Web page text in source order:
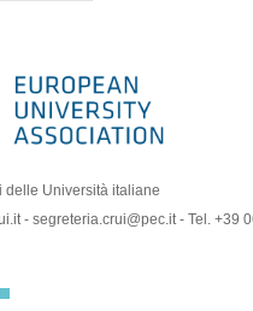
delle Università italiane
- segreteria.crui@pec.it - Tel. +39